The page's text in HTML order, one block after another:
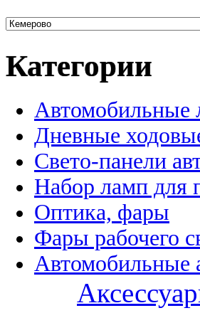
Категории
Автомобильные
Дневные
Свето-панели
Набор ламп для
Оптика, фары
Фары рабочего
Автомобильные